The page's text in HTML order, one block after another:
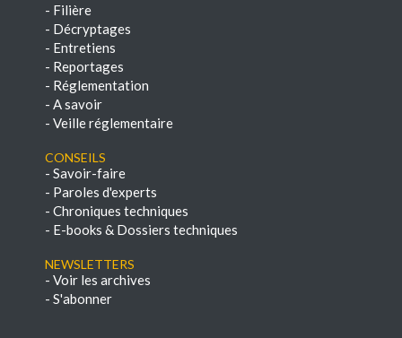
- Filière
- Décryptages
- Entretiens
- Reportages
- Réglementation
- A savoir
- Veille réglementaire
Conseils
- Savoir-faire
- Paroles d'experts
- Chroniques techniques
- E-books & Dossiers techniques
NEWSLETTERS
- Voir les archives
- S'abonner